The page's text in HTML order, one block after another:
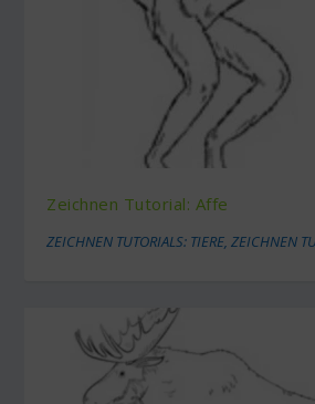
Zeichnen Tutorial: Affe
ZEICHNEN TUTORIALS: TIERE,ZEICHNEN